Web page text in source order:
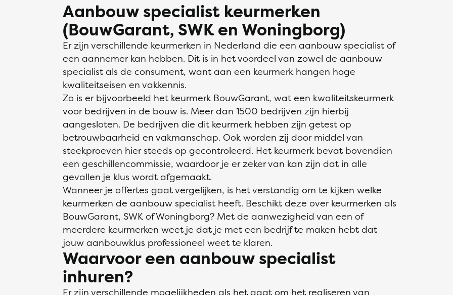
Aanbouw specialist keurmerken
(BouwGarant, SWK en Woningborg)
Er zijn verschillende keurmerken in Nederland die een aanbouw specialist of
een aannemer kan hebben. Dit is in het voordeel van zowel de aanbouw
specialist als de consument, want aan een keurmerk hangen hoge
kwaliteitseisen en vakkennis.
Zo is er bijvoorbeeld het keurmerk BouwGarant, wat een kwaliteitskeurmerk
voor bedrijven in de bouw is. Meer dan 1500 bedrijven zijn hierbij
aangesloten. De bedrijven die dit keurmerk hebben zijn getest op
betrouwbaarheid en vakmanschap. Ook worden zij door middel van
steekproeven hier steeds op gecontroleerd. Het keurmerk bevat bovendien
een geschillencommissie, waardoor je er zeker van kan zijn dat in alle
gevallen je klus wordt afgemaakt.
Wanneer je offertes gaat vergelijken, is het verstandig om te kijken welke
keurmerken de aanbouw specialist heeft. Beschikt deze over keurmerken als
BouwGarant, SWK of Woningborg? Met de aanwezigheid van een of
meerdere keurmerken weet je dat je met een bedrijf te maken hebt dat
jouw aanbouwklus professioneel weet te klaren.
Waarvoor een aanbouw specialist
inhuren?
Er zijn verschillende mogelijkheden als het gaat om het realiseren van